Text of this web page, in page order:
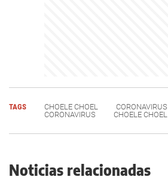
TAGS CHOELE CHOEL CORONAVIRUS
CORONAVIRUS
CHOELE CHOEL
Noticias relacionadas